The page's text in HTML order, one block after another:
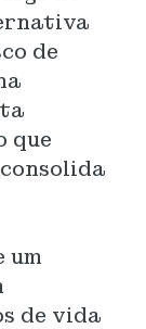
de
que
um
de vida